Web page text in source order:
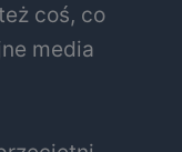
coś, co
media